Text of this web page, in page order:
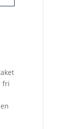
fri